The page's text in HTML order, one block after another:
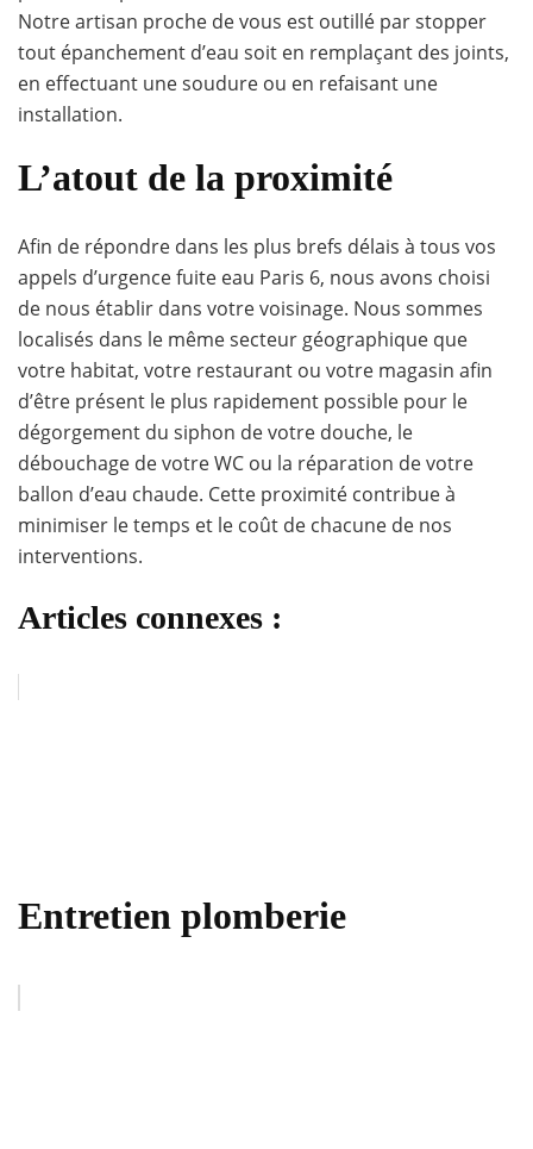
Notre artisan proche de vous est outillé par stopper
tout épanchement d’eau soit en remplaçant des joints,
en effectuant une soudure ou en refaisant une
installation.
L’atout de la proximité
Afin de répondre dans les plus brefs délais à tous vos
appels d’urgence fuite eau Paris 6, nous avons choisi
de nous établir dans votre voisinage. Nous sommes
localisés dans le même secteur géographique que
votre habitat, votre restaurant ou votre magasin afin
d’être présent le plus rapidement possible pour le
dégorgement du siphon de votre douche, le
débouchage de votre WC ou la réparation de votre
ballon d’eau chaude. Cette proximité contribue à
minimiser le temps et le coût de chacune de nos
interventions.
Articles connexes :
Entretien plomberie